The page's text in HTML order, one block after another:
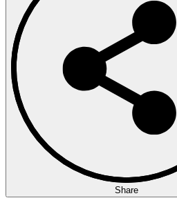
Share